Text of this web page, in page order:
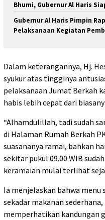
Bhumi, Gubernur Al Haris
Gubernur Al Haris Pimpin
Pelaksanaan Kegiatan
Dalam keterangannya, Hj.
syukur atas tingginya
pelaksanaan Jumat Berkah
habis lebih cepat dari
“Alhamdulillah, tadi sudah
di Halaman Rumah Berkah
suasananya ramai, bahkan
sekitar pukul 09.00 WIB
keramaian mulai terlihat
Ia menjelaskan bahwa menu
sekadar makanan
memperhatikan kandungan